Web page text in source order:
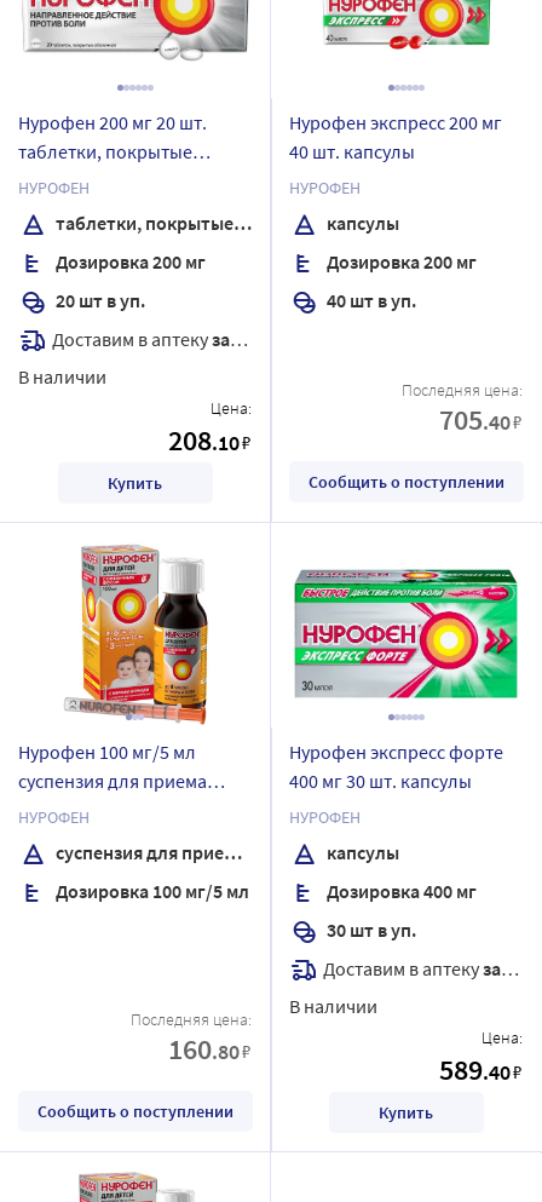
Нурофен 200 мг 20 шт.
таблетки, покрытые
оболочкой
НУРОФЕН
таблетки, покрытые оболочкой
Дозировка 200 мг
20 шт в уп.
Доставим в аптекузавтра
В наличии
Цена:
208.10₽
Купить
Нурофен экспресс 200 мг
40 шт. капсулы
НУРОФЕН
капсулы
Дозировка 200 мг
40 шт в уп.
Последняя цена:
705.40₽
Сообщить о поступлении
Нурофен 100 мг/5 мл
суспензия для приема
внутрь вкус клубника 100
мл
НУРОФЕН
суспензия для приема внутрь
Дозировка 100 мг/5 мл
Последняя цена:
160.80₽
Сообщить о поступлении
Нурофен экспресс форте
400 мг 30 шт. капсулы
НУРОФЕН
капсулы
Дозировка 400 мг
30 шт в уп.
Доставим в аптекузавтра
В наличии
Цена:
589.40₽
Купить